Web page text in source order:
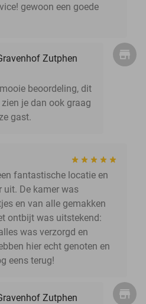
gewoon een goede
Zutphen
beoordeling, dit
je dan ook graag
gast.
fantastische locatie en
uit. De kamer was
en van alle gemakken
ontbijt was uitstekend:
was verzorgd en
hier echt genoten en
eens terug!
Zutphen